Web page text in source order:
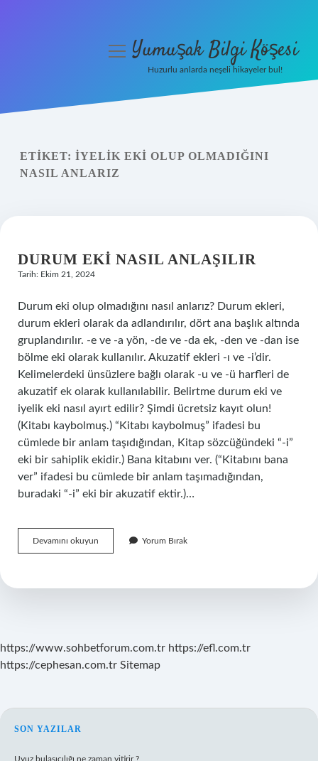
Yasal Uyarı
menüyüYumuşak Bilgi Köşesi
Huzurlu anlarda neşeli hikayeler bul!
ETIKET: İYELIK EKI OLUP OLMADIĞINI
NASIL ANLARIZ
DURUM EKI NASIL ANLAŞILIR
Tarih: Ekim 21, 2024
Durum eki olup olmadığını nasıl anlarız? Durum ekleri,
durum ekleri olarak da adlandırılır, dört ana başlık altında
gruplandırılır. -e ve -a yön, -de ve -da ek, -den ve -dan ise
bölme eki olarak kullanılır. Akuzatif ekleri -ı ve -i’dir.
Kelimelerdeki ünsüzlere bağlı olarak -u ve -ü harfleri de
akuzatif ek olarak kullanılabilir. Belirtme durum eki ve
iyelik eki nasıl ayırt edilir? Şimdi ücretsiz kayıt olun!
(Kitabı kaybolmuş.) “Kitabı kaybolmuş” ifadesi bu
cümlede bir anlam taşıdığından, Kitap sözcüğündeki “-i”
eki bir sahiplik ekidir.) Bana kitabını ver. (“Kitabını bana
ver” ifadesi bu cümlede bir anlam taşımadığından,
buradaki “-i” eki bir akuzatif ektir.)…
Devamını okuyun
Eki
Yorum Bırak
https://www.sohbetforum.com.tr https://efl.com.tr
https://cephesan.com.tr Sitemap
SIDEBAR
SON YAZILAR
Uyuz bulaşıcılığı ne zaman yitirir ?